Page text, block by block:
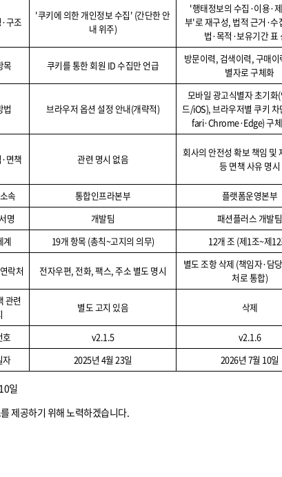
·구조
'쿠키에 의한 개인정보 수집' (간단한 안
내 위주)
'행태정보의 수집 ·이용·
부'로 재구성 법적 근거 ·수
법·목적 ·보유기간 표
목 쿠키를 통한 회원 ID수집만 언급
방문이력 검색이력 구매이
별자로 구체화
법 브라우저 옵션 설정 안내(개략적)
모바일 광고식별자 초기화(
드/iOS), 브라우저별 쿠키
fari·Chrome·Edge)구
·면책 관련 명시 없음
회사의 안전성 확보 책임 및
등 면책 사유 명시
속 통합인프라본부
플랫폼운영본부
명
개발팀
패션플러스 개발팀
계
19개 항목 (총칙~고지의 의무) 12개 조 (제1조~제12
락처 전자우편 전화, 팩스 주소 별도 명시
별도 조항 삭제 (책임자·담
처로 통합)
관련
별도 고지 있음 삭제
호 v2.1.5
v2.1.6
자
2025년 4월 23일 2026년 7월 10일
10일
제공하기 위해 노력하겠습니다.